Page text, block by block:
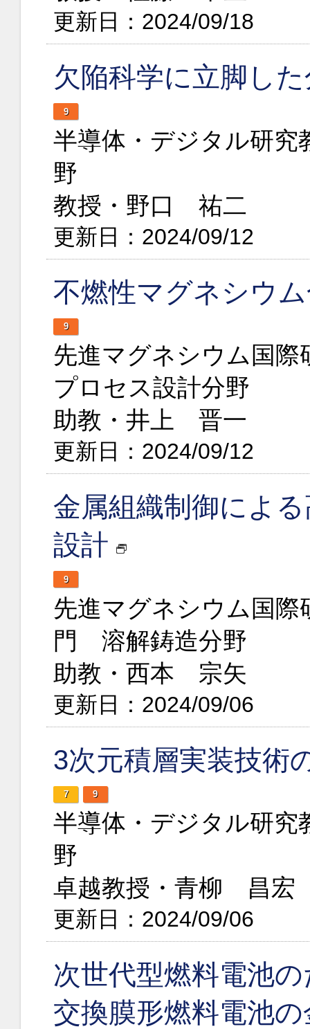
更新日：2024/09/18
欠陥科学に立脚し
9
半導体・デジタル研
野
教授・野口 祐二
更新日：2024/09/12
不燃性マグネシウ
9
先進マグネシウム国
プロセス設計分野
助教・井上 晋一
更新日：2024/09/12
金属組織制御によ
設計
9
先進マグネシウム国際
門 溶解鋳造分野
助教・西本 宗矢
更新日：2024/09/06
3次元積層実装技術
7 9
半導体・デジタル研
野
卓越教授・青柳 昌宏
更新日：2024/09/06
次世代型燃料電池
交換膜形燃料電池